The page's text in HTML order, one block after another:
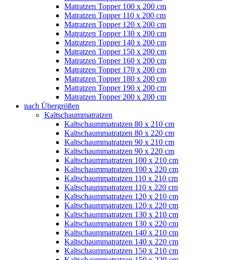
Matratzen Topper 100 x 200 cm
Matratzen Topper 110 x 200 cm
Matratzen Topper 120 x 200 cm
Matratzen Topper 130 x 200 cm
Matratzen Topper 140 x 200 cm
Matratzen Topper 150 x 200 cm
Matratzen Topper 160 x 200 cm
Matratzen Topper 170 x 200 cm
Matratzen Topper 180 x 200 cm
Matratzen Topper 190 x 200 cm
Matratzen Topper 200 x 200 cm
nach Übergrößen
Kaltschaummatratzen
Kaltschaummatratzen 80 x 210 cm
Kaltschaummatratzen 80 x 220 cm
Kaltschaummatratzen 90 x 210 cm
Kaltschaummatratzen 90 x 220 cm
Kaltschaummatratzen 100 x 210 cm
Kaltschaummatratzen 100 x 220 cm
Kaltschaummatratzen 110 x 210 cm
Kaltschaummatratzen 110 x 220 cm
Kaltschaummatratzen 120 x 210 cm
Kaltschaummatratzen 120 x 220 cm
Kaltschaummatratzen 130 x 210 cm
Kaltschaummatratzen 130 x 220 cm
Kaltschaummatratzen 140 x 210 cm
Kaltschaummatratzen 140 x 220 cm
Kaltschaummatratzen 150 x 210 cm